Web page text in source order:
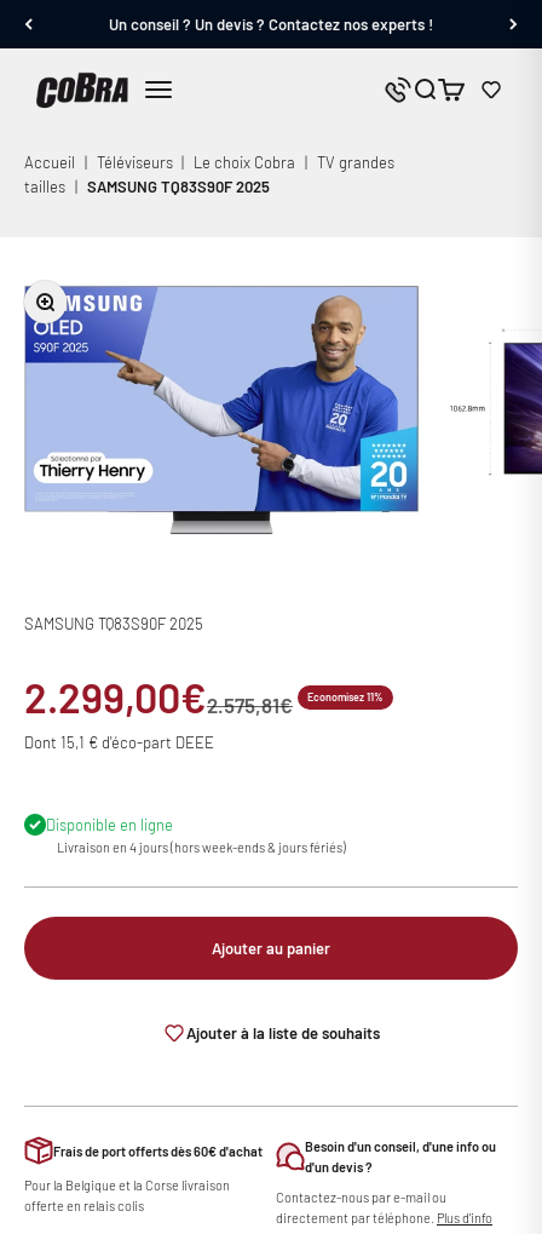
Un conseil ? Un devis ? Contactez nos experts !
Cobra.fr
Nous contacter
Panier
Accueil | Téléviseurs | Le choix Cobra | TV grandes
tailles | SAMSUNG TQ83S90F 2025
Zoomer sur l'image
SAMSUNG TQ83S90F 2025
Prix de vente
2.299,00€Prix normal
2.575,81€ Economisez 11%
Dont 15,1 € d'éco-part DEEE
Disponible en ligne
Livraison en 4 jours (hors week-ends & jours fériés)
Ajouter au panier
Ajouter à la liste de souhaits
Frais de port offerts dès 60€ d'achat
Pour la Belgique et la Corse livraison
offerte en relais colis
Besoin d'un conseil, d'une info ou
d'un devis ?
Contactez-nous par e-mail ou
directement par téléphone. Plus d'info